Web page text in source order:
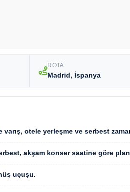
ROTA
Madrid, İspanya
varış, otele yerleşme ve serbest
akşam konser saatine göre
uçuşu.